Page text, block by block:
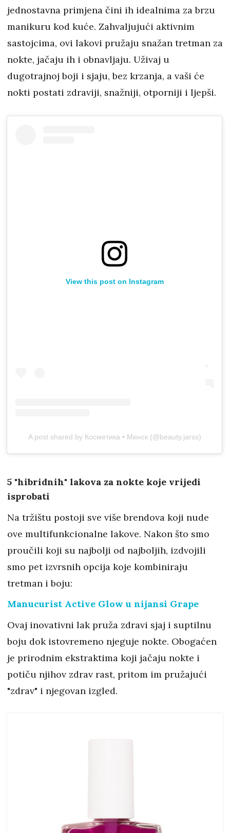
jednostavna primjena čini ih idealnima za brzu
manikuru kod kuće. Zahvaljujući aktivnim
sastojcima, ovi lakovi pružaju snažan tretman za
nokte, jačaju ih i obnavljaju. Uživaj u
dugotrajnoj boji i sjaju, bez krzanja, a vaši će
nokti postati zdraviji, snažniji, otporniji i ljepši.
View this post on Instagram
A post shared by Косметика • Минск (@beauty.jarss)
5 "hibridnih" lakova za nokte koje vrijedi
isprobati
Na tržištu postoji sve više brendova koji nude
ove multifunkcionalne lakove. Nakon što smo
proučili koji su najbolji od najboljih, izdvojili
smo pet izvrsnih opcija koje kombiniraju
tretman i boju:
Manucurist Active Glow u nijansi Grape
Ovaj inovativni lak pruža zdravi sjaj i suptilnu
boju dok istovremeno njeguje nokte. Obogaćen
je prirodnim ekstraktima koji jačaju nokte i
potiču njihov zdrav rast, pritom im pružajući
"zdrav" i njegovan izgled.